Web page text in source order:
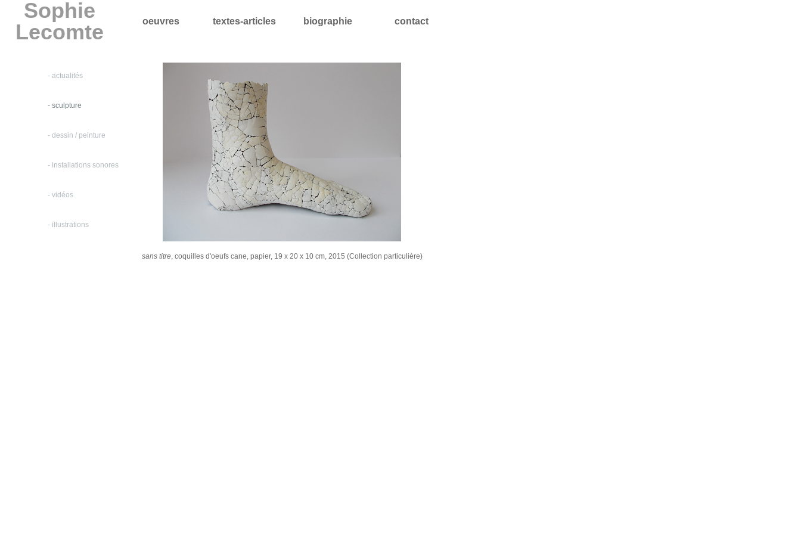
Sophie
Lecomte
oeuvres textes-articles biographie contact
- actualités
- sculpture
- dessin / peinture
- installations sonores
- vidéos
- illustrations
sans titre, coquilles d'oeufs cane, papier, 19 x 20 x 10 cm, 2015 (Collection particulière)